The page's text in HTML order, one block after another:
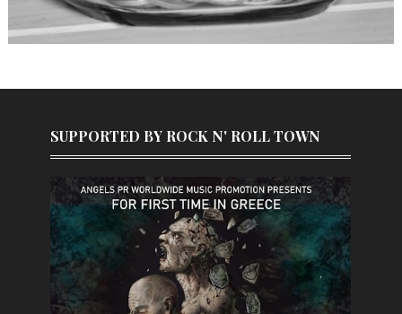
SUPPORTED BY ROCK N' ROLL TOWN